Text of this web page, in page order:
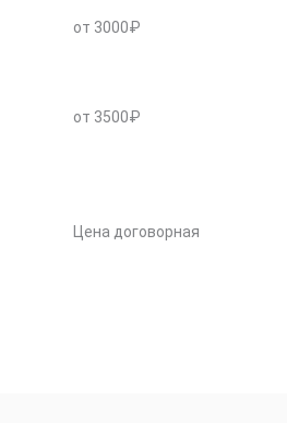
от 3000₽
от 3500₽
Цена договорная